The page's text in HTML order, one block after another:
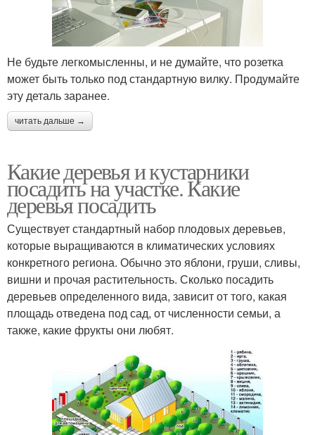
Не будьте легкомысленны, и не думайте, что розетка
может быть только под стандартную вилку. Продумайте
эту деталь заранее.
читать дальше →
Какие деревья и кустарники
посадить на участке. Какие
деревья посадить
Существует стандартный набор плодовых деревьев,
которые выращиваются в климатических условиях
конкретного региона. Обычно это яблони, груши, сливы,
вишни и прочая растительность. Сколько посадить
деревьев определенного вида, зависит от того, какая
площадь отведена под сад, от численности семьи, а
также, какие фрукты они любят.